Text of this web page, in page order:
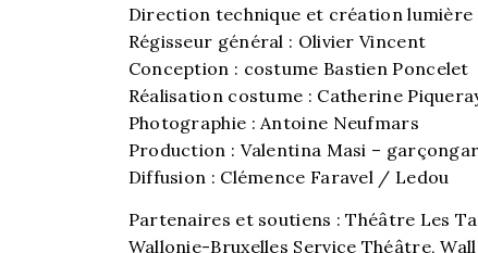
Direction technique et création lumière
Régisseur général : Olivier Vincent
Conception : costume Bastien Poncelet
Réalisation costume : Catherine
Photographie : Antoine Neufmars
Production : Valentina Masi –
Diffusion : Clémence Faravel / Ledou
Partenaires et soutiens : Théâtre Les
Wallonie-Bruxelles Service Théâtre,